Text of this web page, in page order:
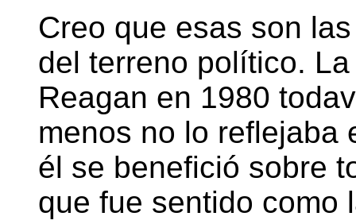
Creo que esas son
del terreno político.
Reagan en 1980
menos no lo reflejaba
él se benefició sobre
que fue sentido como